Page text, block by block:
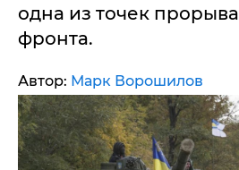
одна из точек
фронта.
Автор: Марк Ворошилов